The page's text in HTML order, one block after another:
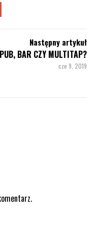
Następny artykuł
PUB, BAR CZY MULTITAP?
cze 9, 2019